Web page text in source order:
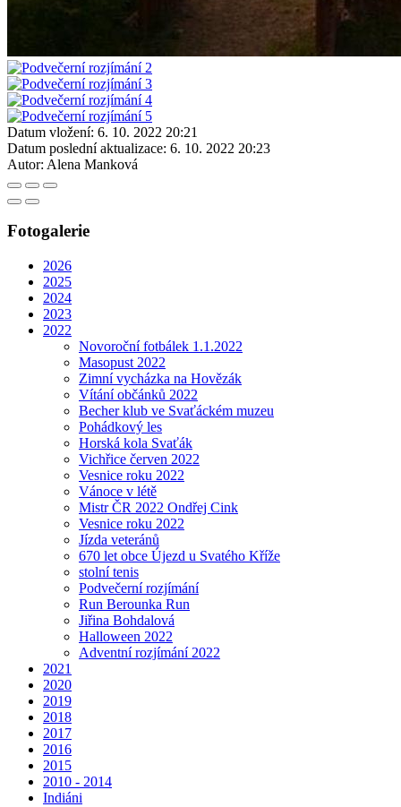
Datum vložení: 6. 10. 2022 20:21
Datum poslední aktualizace: 6. 10. 2022 20:23
Autor: Alena Manková
Fotogalerie
2026
2025
2024
2023
2022
Novoroční fotbálek 1.1.2022
Masopust 2022
Zimní vycházka na Hovězák
Vítání občánků 2022
Becher klub ve Svaťáckém muzeu
Pohádkový les
Horská kola Svaťák
Vichřice červen 2022
Vesnice roku 2022
Vánoce v létě
Mistr ČR 2022 Ondřej Cink
Vesnice roku 2022
Jízda veteránů
670 let obce Újezd u Svatého Kříže
stolní tenis
Podvečerní rozjímání
Run Berounka Run
Jiřina Bohdalová
Halloween 2022
Adventní rozjímání 2022
2021
2020
2019
2018
2017
2016
2015
2010 - 2014
Indiáni